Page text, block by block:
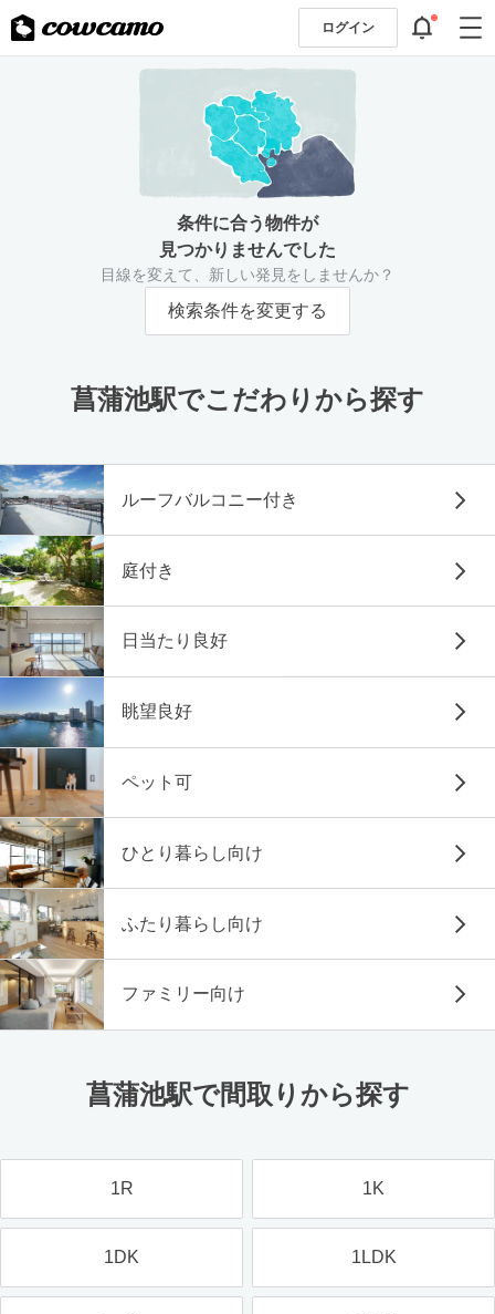
ログイン
条件に合う物件が
見つかりませんでした
目線を変えて、新しい発見をしませんか？
検索条件を変更する
菖蒲池駅でこだわりから探す
ルーフバルコニー付き
庭付き
日当たり良好
眺望良好
ペット可
ひとり暮らし向け
ふたり暮らし向け
ファミリー向け
菖蒲池駅で間取りから探す
1R 1K
1DK 1LDK